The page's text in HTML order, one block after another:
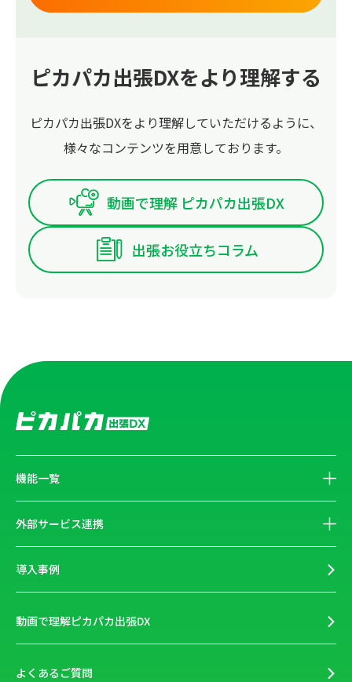
ピカパカ出張DXをより理解する
ピカパカ出張DXをより理解していただけるように、
様々なコンテンツを用意しております。
動画で理解 ピカパカ出張DX
出張お役立ちコラム
機能一覧
外部サービス連携
導入事例
動画で理解ピカパカ出張DX
よくあるご質問